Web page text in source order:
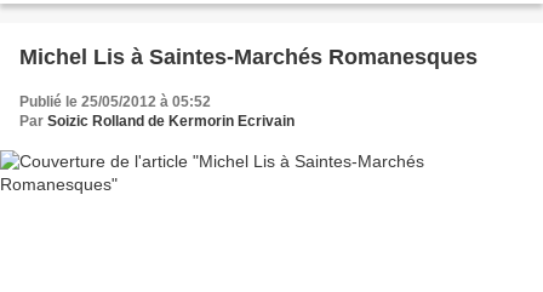
Michel Lis à Saintes-Marchés Romanesques
Publié le 25/05/2012 à 05:52
Par Soizic Rolland de Kermorin Ecrivain